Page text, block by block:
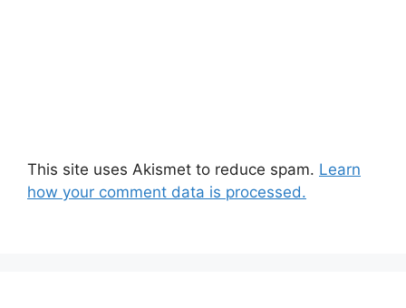
This site uses Akismet to reduce spam. Learn
how your comment data is processed.